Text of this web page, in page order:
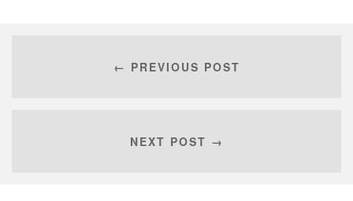
← PREVIOUS POST
NEXT POST →